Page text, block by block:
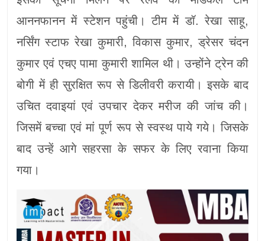
आननफानन में स्टेशन पहुंची। टीम में डॉ. रेखा साहू,
नर्सिंग स्टाफ रेखा कुमारी, विकास कुमार, ड्रेसर चंदन
कुमार एवं एचए पामा कुमारी शामिल थी। उन्होंने ट्रेन की
बोगी में ही सुरक्षित रूप से डिलीवरी करायी। इसके बाद
उचित दवाइयां एवं उपचार देकर मरीज की जांच की।
जिसमें बच्चा एवं मां पूर्ण रूप से स्वस्थ पाये गये। जिसके
बाद उन्हें आगे सहरसा के सफर के लिए रवाना किया
गया।